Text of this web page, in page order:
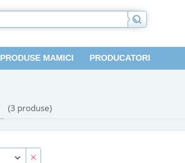
PRODUSE MAMICI PRODUCATORI
(3 produse)